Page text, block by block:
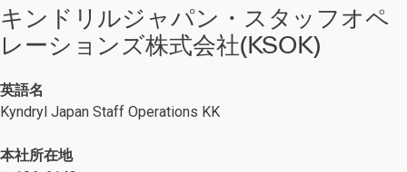
キンドリルジャパン・スタッフオペ
レーションズ株式会社(KSOK)
英語名
Kyndryl Japan Staff Operations KK
本社所在地